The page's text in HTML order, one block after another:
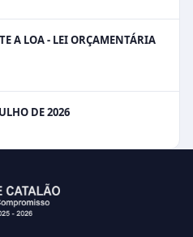
A LOA - LEI ORÇAMENTÁRIA
DE 2026